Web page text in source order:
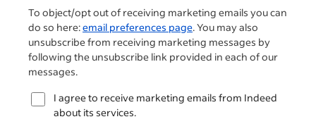
To object/opt out of receiving marketing emails you can
do so here:email preferences page. You may also
unsubscribe from receiving marketing messages by
following the unsubscribe link provided in each of our
messages.
I agree to receive marketing emails from Indeed
about its services.